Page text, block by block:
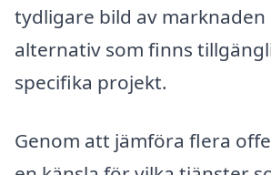
tydligare bild av marknaden
alternativ som finns
specifika projekt.
Genom att jämföra flera